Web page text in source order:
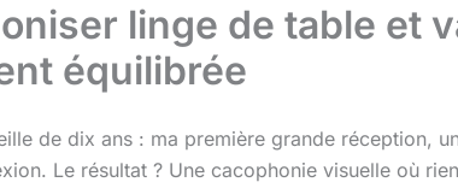
linge de table et
équilibrée
de dix ans : ma première grande réception,
Le résultat ? Une cacophonie visuelle où